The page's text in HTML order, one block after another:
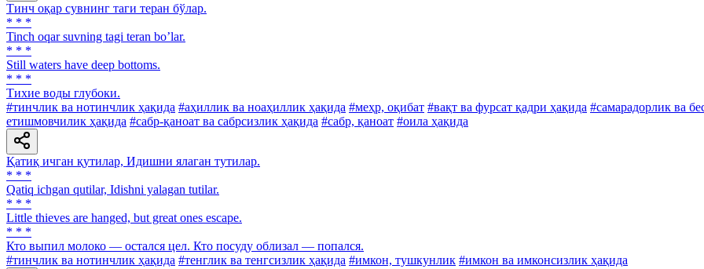
Тинч оқар сувнинг таги теран бўлар.
* * *
Tinch oqar suvning tagi teran bo’lar.
* * *
Still waters have deep bottoms.
* * *
Тихие воды глубоки.
#тинчлик ва нотинчлик ҳақида #аҳиллик ва ноаҳиллик ҳақида #меҳр, оқибат #вақт ва фурсат қадри ҳақида #самарадорлик ва
етишмовчилик ҳақида #сабр-қаноат ва сабрсизлик ҳақида #сабр, қаноат #оила ҳақида
Қатиқ ичган қутилар, Идишни ялаган тутилар.
* * *
Qatiq ichgan qutilar, Idishni yalagan tutilar.
* * *
Little thieves are hanged, but great ones escape.
* * *
Кто выпил молоко — остался цел. Кто посуду облизал — попался.
#тинчлик ва нотинчлик ҳақида #тенглик ва тенгсизлик ҳақида #имкон, тушкунлик #имкон ва имконсизлик ҳақида